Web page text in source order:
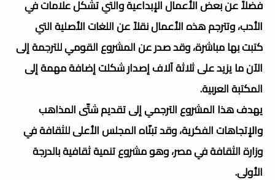
فضلاً عن بعض الأعمال الإبداعية والتي تشكل علامات في
الأدب، وتترجم هذه الأعمال نقلاً عن اللغات الأصلية التي
كتبت بها مباشرة، وقد صدر عن المشروع القومي للترجمة إلى
الآن ما يزيد على ثلاثة آلاف إصدار شكلت إضافة مهمة إلى
المكتبة العربية.
يهدف هذا المشروع الترجمي إلى تقديم شتّى المذاهب
والإتجاهات الفكرية، وقد تبنّاه المجلس الأعلى للثقافة في
وزارة الثقافة في مصر، وهو مشروع تنمية ثقافية بالدرجة
الأولى.